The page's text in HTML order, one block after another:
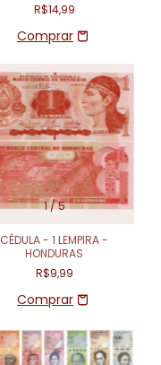
R$14,99
1/5
CÉDULA - 1 LEMPIRA -
HONDURAS
R$9,99